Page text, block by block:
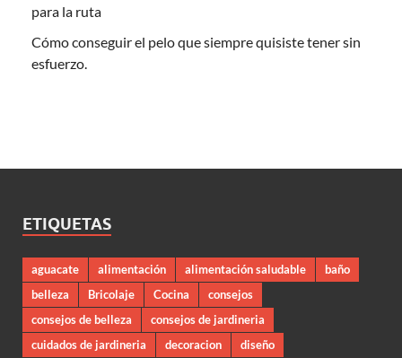
para la ruta
Cómo conseguir el pelo que siempre quisiste tener sin
esfuerzo.
ETIQUETAS
aguacate alimentación alimentación saludable
baño
belleza
Bricolaje Cocina
consejos
consejos de belleza
consejos de jardineria
cuidados de jardineria
decoracion
diseño